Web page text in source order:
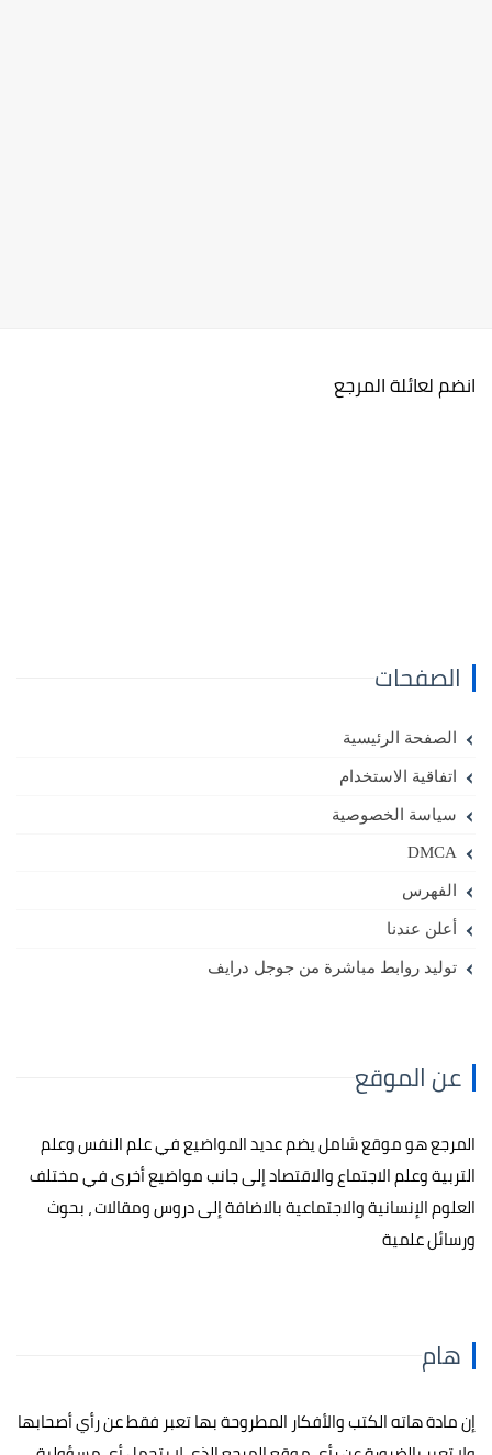
انضم لعائلة المرجع
الصفحات
الصفحة الرئيسية
اتفاقية الاستخدام
سياسة الخصوصية
DMCA
الفهرس
أعلن عندنا
توليد روابط مباشرة من جوجل درايف
عن الموقع
المرجع هو موقع شامل يضم عديد المواضيع في علم النفس وعلم
التربية وعلم الاجتماع والاقتصاد إلى جانب مواضيع أخرى في مختلف
العلوم الإنسانية والاجتماعية بالاضافة إلى دروس ومقالات ، بحوث
ورسائل علمية
هام
إن مادة هاته الكتب والأفكار المطروحة بها تعبر فقط عن رأي أصحابها